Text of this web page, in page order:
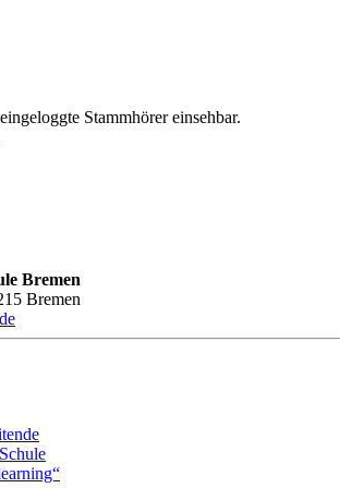
Stammhörer einsehbar.
Bremen
Bremen